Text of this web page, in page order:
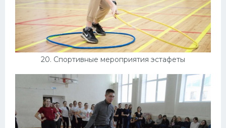
20. Спортивные мероприятия эстафеты